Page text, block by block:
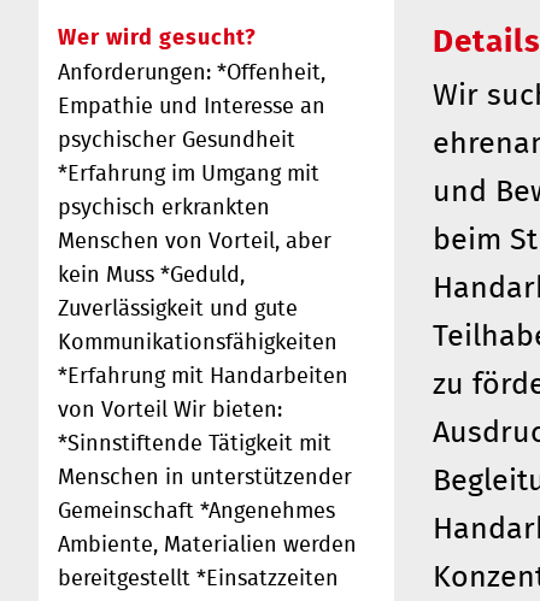
Wer wird gesucht?
Anforderungen: *Offenheit,
Empathie und Interesse an
psychischer Gesundheit
*Erfahrung im Umgang mit
psychisch erkrankten
Menschen von Vorteil, aber
kein Muss *Geduld,
Zuverlässigkeit und gute
Kommunikationsfähigkeiten
*Erfahrung mit Handarbeiten
von Vorteil Wir bieten:
*Sinnstiftende Tätigkeit mit
Menschen in unterstützender
Gemeinschaft *Angenehmes
Ambiente, Materialien werden
bereitgestellt *Einsatzzeiten
Wir
und
beim
zu